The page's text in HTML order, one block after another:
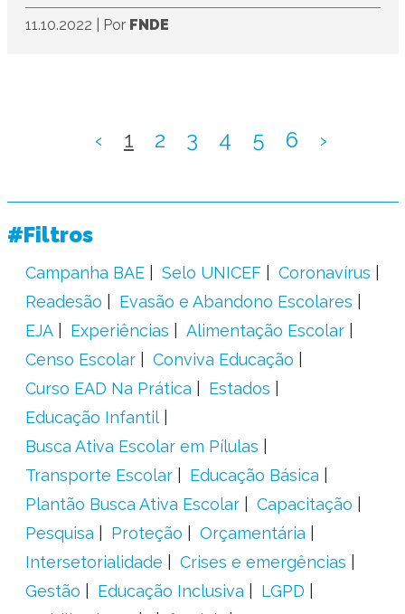
11.10.2022 Por FNDE
‹ 1 2 3 4 5 6 ›
#Filtros
Campanha BAE Selo UNICEF
Coronavírus
Readesão
Evasão e Abandono Escolares
EJA
Experiências
Alimentação Escolar
Censo Escolar
Conviva Educação
Curso EAD Na Prática
Estados
Educação Infantil
Busca Ativa Escolar em Pílulas
Transporte Escolar
Educação Básica
Plantão Busca Ativa Escolar
Capacitação
Pesquisa
Proteção
Orçamentária
Intersetorialidade
Crises e emergências
Gestão
Educação Inclusiva
LGPD